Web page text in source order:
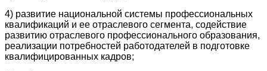
4) развитие национальной системы профессиональных
квалификаций и ее отраслевого сегмента, содействие
развитию отраслевого профессионального образования,
реализации потребностей работодателей в подготовке
квалифицированных кадров;